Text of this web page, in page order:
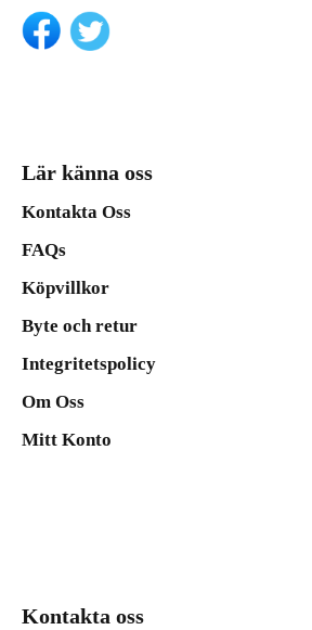
Lär känna oss
Kontakta Oss
FAQs
Köpvillkor
Byte och retur
Integritetspolicy
Om Oss
Mitt Konto
Kontakta oss